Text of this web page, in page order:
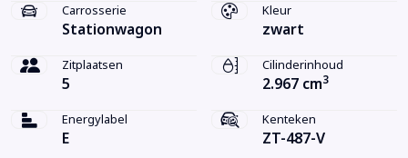
Carrosserie
Stationwagon
Kleur
zwart
Zitplaatsen
5
Cilinderinhoud
2.967 cm3
Energylabel
E
Kenteken
ZT-487-V